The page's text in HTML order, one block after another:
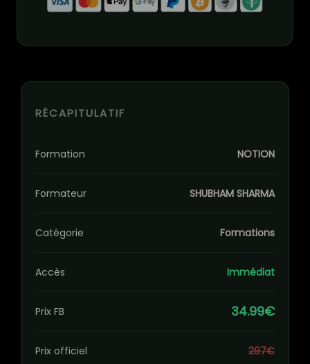
RÉCAPITULATIF
Formation NOTION
Formateur SHUBHAM SHARMA
Catégorie Formations
Accès Immédiat
Prix FB 34.99€
Prix officiel 297€